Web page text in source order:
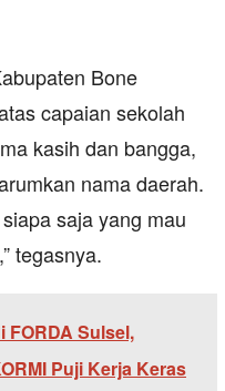
Bone
capaian sekolah
kasih dan bangga,
nama daerah.
saja yang mau
tegasnya.
FORDA Sulsel,
Puji Kerja Keras